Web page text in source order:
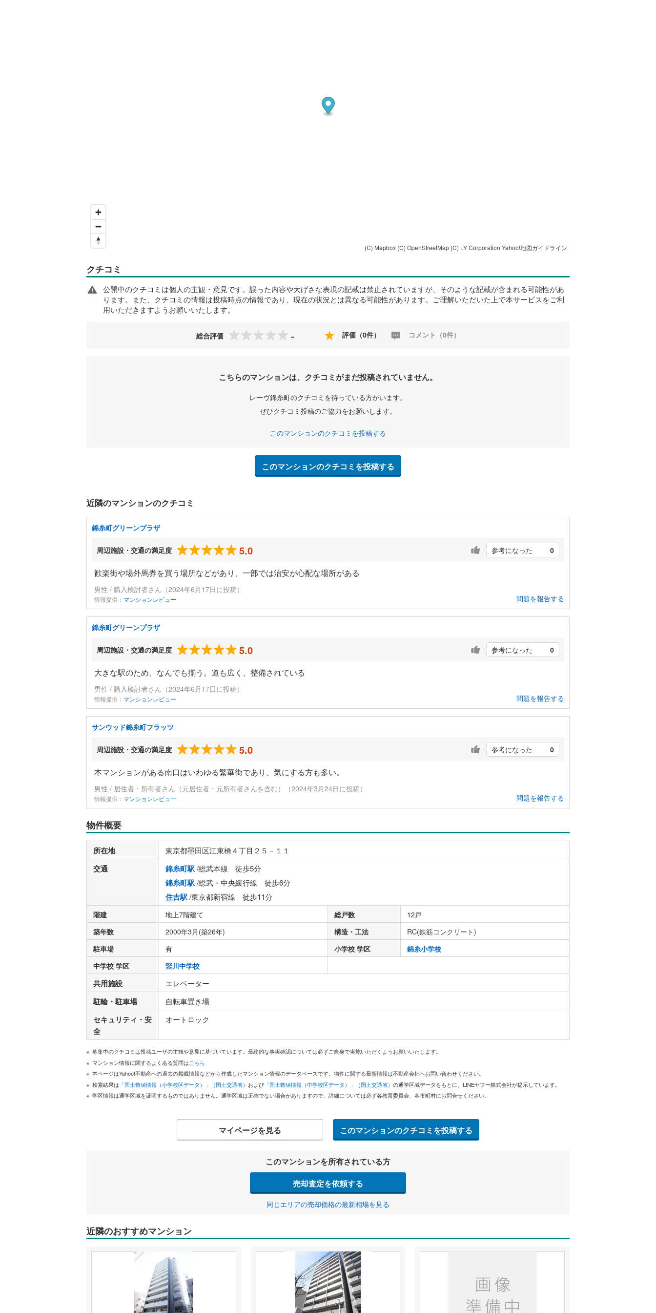
(C) Mapbox (C) OpenStreetMap (C) LY Corporation Yahoo!地図ガイドライン
クチコミ
公開中のクチコミは個人の主観・意見です。誤った内容や大げさな表現の記載は禁止されていますが、そのような記載が含まれる可能性があ
ります。また、クチコミの情報は投稿時点の情報であり、現在の状況とは異なる可能性があります。ご理解いただいた上で本サービスをご利
用いただきますようお願いいたします。
総合評価 - 評価（0件） コメント（0件）
こちらのマンションは、クチコミがまだ投稿されていません。
レーヴ錦糸町のクチコミを待っている方がいます。
ぜひクチコミ投稿のご協力をお願いします。
このマンションのクチコミを投稿する
このマンションのクチコミを投稿する
近隣のマンションのクチコミ
錦糸町グリーンプラザ
周辺施設・交通の満足度 5.0 参考になった 0
歓楽街や場外馬券を買う場所などがあり、一部では治安が心配な場所がある
男性 / 購入検討者さん（2024年6月17日に投稿）
情報提供： マンションレビュー 問題を報告する
錦糸町グリーンプラザ
周辺施設・交通の満足度 5.0 参考になった 0
大きな駅のため、なんでも揃う。道も広く、整備されている
男性 / 購入検討者さん（2024年6月17日に投稿）
情報提供： マンションレビュー 問題を報告する
サンウッド錦糸町フラッツ
周辺施設・交通の満足度 5.0 参考になった 0
本マンションがある南口はいわゆる繁華街であり、気にする方も多い。
男性 / 居住者・所有者さん（元居住者・元所有者さんを含む）（2024年3月24日に投稿）
情報提供： マンションレビュー 問題を報告する
物件概要
所在地 東京都墨田区江東橋４丁目２５－１１
交通 錦糸町駅/総武本線 徒歩5分
錦糸町駅/総武・中央緩行線 徒歩6分
住吉駅/東京都新宿線 徒歩11分
階建 地上7階建て 総戸数
12戸
築年数
2000年3月(築26年) 構造・工法
RC(鉄筋コンクリート)
駐車場
有 小学校 学区
錦糸小学校
中学校 学区
竪川中学校
共用施設 エレベーター
駐輪・駐車場 自転車置き場
セキュリティ・安
全
オートロック
募集中のクチコミは投稿ユーザの主観や意見に基づいています。最終的な事実確認については必ずご自身で実施いただくようお願いいたします。
マンション情報に関するよくある質問はこちら
本ページはYahoo!不動産への過去の掲載情報などから作成したマンション情報のデータベースです。物件に関する最新情報は不動産会社へお問い合わせください。
検索結果は 「国土数値情報（小学校区データ）」（国土交通省） および 「国土数値情報（中学校区データ）」（国土交通省） の通学区域データをもとに、LINEヤフー株式会社が提示しています。
学区情報は通学区域を証明するものではありません。通学区域は正確でない場合がありますので、詳細については必ず各教育委員会、各市町村にお問合せください。
マイページを見る このマンションのクチコミを投稿する
このマンションを所有されている方
売却査定を依頼する
同じエリアの売却価格の最新相場を見る
近隣のおすすめマンション